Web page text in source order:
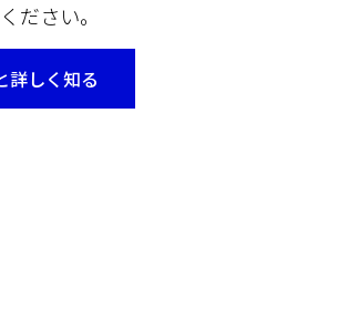
ださい。
詳しく知る